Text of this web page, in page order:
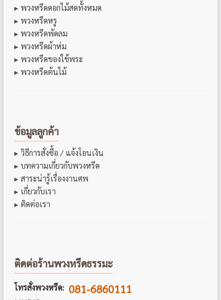
พวงหรีดดอกไม้สดทั้งหมด
พวงหรีดหรู
พวงหรีดพัดลม
พวงหรีดผ้าห่ม
พวงหรีดของใช้พระ
พวงหรีดต้นไม้
ข้อมูลลูกค้า
วิธีการสั่งซื้อ / แจ้งโอนเงิน
บทความเกี่ยวกับพวงหรีด
สาระน่ารู้เรื่องงานศพ
เกี่ยวกับเรา
ติดต่อเรา
ติดต่อร้านพวงหรีดธรรมะ
โทรสั่งพวงหรีด: 081-6860111